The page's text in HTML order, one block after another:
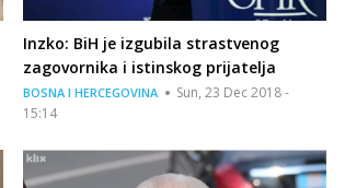
Inzko: BiH je izgubila strastvenog
zagovornika i istinskog prijatelja
BOSNA I HERCEGOVINA
Sun, 23 Dec 2018 -
15:14